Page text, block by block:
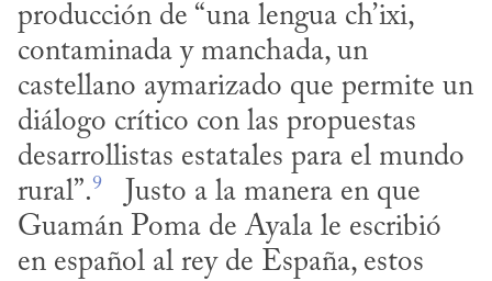
producción de “una lengua ch’ixi,
contaminada y manchada, un
castellano aymarizado que permite un
diálogo crítico con las propuestas
desarrollistas estatales para el mundo
rural”.9
   Justo a la manera en que
Guamán Poma de Ayala le escribió
en español al rey de España, estos